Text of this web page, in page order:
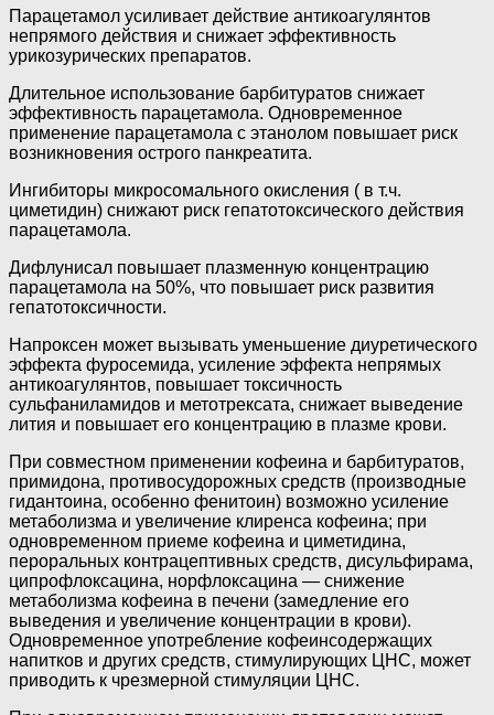
Парацетамол усиливает действие антикоагулянтов
непрямого действия и снижает эффективность
урикозурических препаратов.
Длительное использование барбитуратов снижает
эффективность парацетамола. Одновременное
применение парацетамола с этанолом повышает риск
возникновения острого панкреатита.
Ингибиторы микросомального окисления ( в т.ч.
циметидин) снижают риск гепатотоксического действия
парацетамола.
Дифлунисал повышает плазменную концентрацию
парацетамола на 50%, что повышает риск развития
гепатотоксичности.
Напроксен может вызывать уменьшение диуретического
эффекта фуросемида, усиление эффекта непрямых
антикоагулянтов, повышает токсичность
сульфаниламидов и метотрексата, снижает выведение
лития и повышает его концентрацию в плазме крови.
При совместном применении кофеина и барбитуратов,
примидона, противосудорожных средств (производные
гидантоина, особенно фенитоин) возможно усиление
метаболизма и увеличение клиренса кофеина; при
одновременном приеме кофеина и циметидина,
пероральных контрацептивных средств, дисульфирама,
ципрофлоксацина, норфлоксацина — снижение
метаболизма кофеина в печени (замедление его
выведения и увеличение концентрации в крови).
Одновременное употребление кофеинсодержащих
напитков и других средств, стимулирующих ЦНС, может
приводить к чрезмерной стимуляции ЦНС.